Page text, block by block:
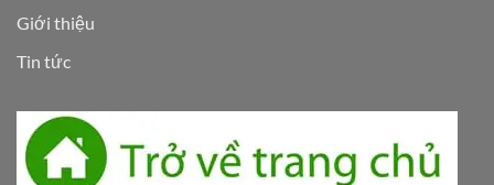
Giới thiệu
Tin tức